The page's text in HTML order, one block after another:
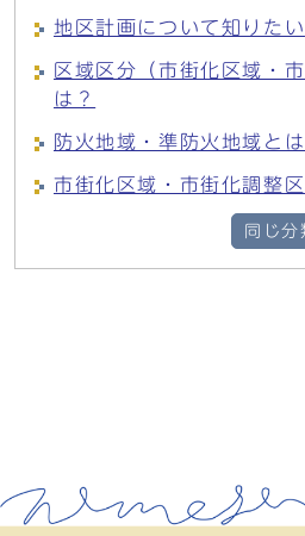
地区計画について知りたい
区域区分（市街化区域・
は？
防火地域・準防火地域と
市街化区域・市街化調整
同じ